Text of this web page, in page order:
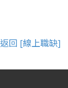
返回 [線上職缺]